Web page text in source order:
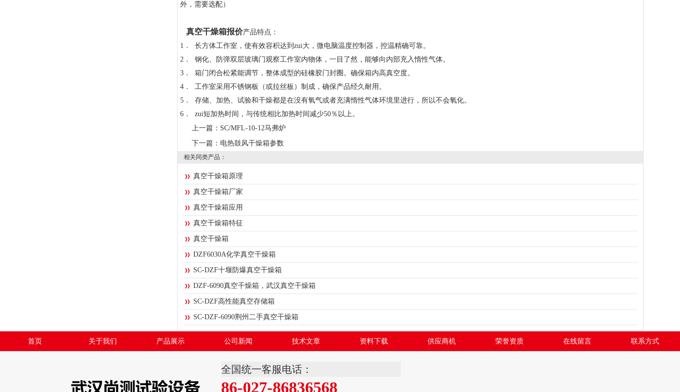
外，需要选配）
真空干燥箱报价产品特点：
1． 长方体工作室，使有效容积达到zui大，微电脑温度控制器，控温精确可靠。
2． 钢化、防弹双层玻璃门观察工作室内物体，一目了然，能够向内部充入惰性气体。
3． 箱门闭合松紧能调节，整体成型的硅橡胶门封圈。确保箱内高真空度。
4． 工作室采用不锈钢板（或拉丝板）制成，确保产品经久耐用。
5． 存储、加热、试验和干燥都是在没有氧气或者充满惰性气体环境里进行，所以不会氧化。
6． zui短加热时间，与传统相比加热时间减少50％以上。
上一篇： SC/MFL-10-12马弗炉
下一篇： 电热鼓风干燥箱参数
相关同类产品：
真空干燥箱原理
真空干燥箱厂家
真空干燥箱应用
真空干燥箱特征
真空干燥箱
DZF6030A化学真空干燥箱
SC-DZF十堰防爆真空干燥箱
DZF-6090真空干燥箱，武汉真空干燥箱
SC-DZF高性能真空存储箱
SC-DZF-6090荆州二手真空干燥箱
首页 关于我们 产品展示 公司新闻 技术文章 资料下载 供应商机 荣誉资质 在线留言 联系方式
全国统一客服电话：
86-027-86836568